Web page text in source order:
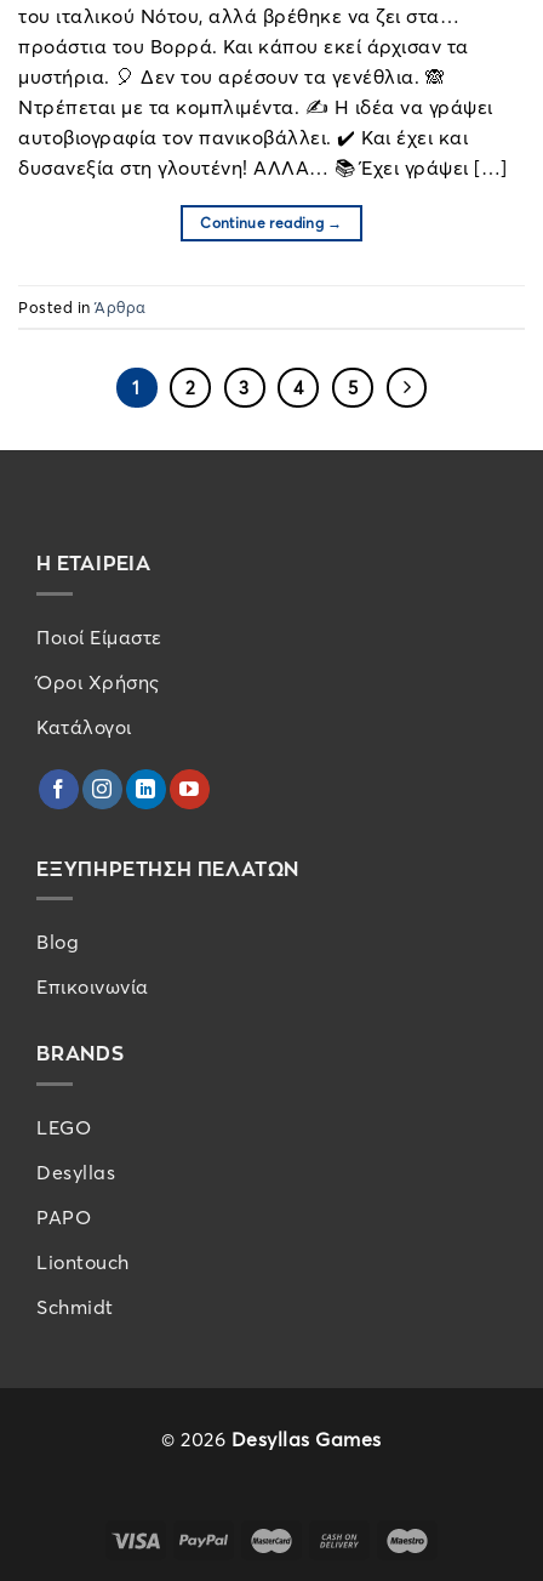
του ιταλικού Νότου, αλλά βρέθηκε να ζει στα…
προάστια του Βορρά. Και κάπου εκεί άρχισαν τα
μυστήρια. 🎈 Δεν του αρέσουν τα γενέθλια. 🙈
Ντρέπεται με τα κομπλιμέντα. ✍️ Η ιδέα να γράψει
αυτοβιογραφία τον πανικοβάλλει. ✔️ Και έχει και
δυσανεξία στη γλουτένη! ΑΛΛΑ… 📚 Έχει γράψει […]
Continue reading →
Posted inΆρθρα
1 2 3 4 5
Η ΕΤΑΙΡΕΙΑ
Ποιοί Είμαστε
Όροι Χρήσης
Κατάλογοι
ΕΞΥΠΗΡΕΤΗΣΗ ΠΕΛΑΤΩΝ
Blog
Επικοινωνία
BRANDS
LEGO
Desyllas
PAPO
Liontouch
Schmidt
© 2026 Desyllas Games